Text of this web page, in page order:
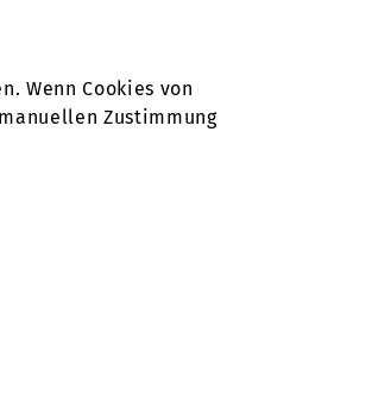
Wenn Cookies von
Zustimmung